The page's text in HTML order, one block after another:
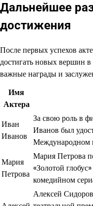
Дальнейшее
достижения
После первых успехов
достигать новых вершин
важные награды и
Имя
Актера
Иван
Иванов
За свою роль в
Иванов был
Международном
Мария
Петрова
Мария Петрова
«Золотой
комедийном
Алексей